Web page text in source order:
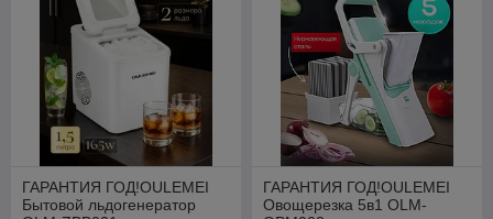
ГАРАНТИЯ ГОД!OULEMEI
Бытовой льдогенератор
ГАРАНТИЯ ГОД!OULEMEI
Овощерезка 5в1 OLM-